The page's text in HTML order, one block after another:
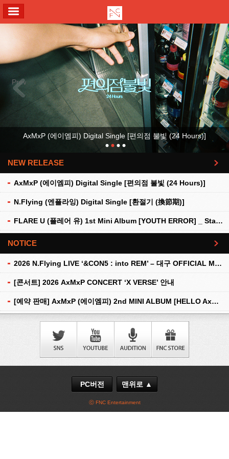
Previous Next
AxMxP (에이엠피) Digital Single [편의점 불빛 (24 Hours)]
NEW RELEASE
AxMxP (에이엠피) Digital Single [편의점 불빛 (24 Hours)]
N.Flying (엔플라잉) Digital Single [환절기 (換節期)]
FLARE U (플레어 유) 1st Mini Album [YOUTH ERROR] _ Stationery Kit Ver.
더보기
NOTICE
2026 N.Flying LIVE ‘&CON5 : into REM’ – 대구 OFFICIAL MD 현장 판매 안내
[콘서트] 2026 AxMxP CONCERT ‘X VERSE’ 안내
[예약 판매] AxMxP (에이엠피) 2nd MINI ALBUM [HELLO AxMxP] 예약 판매 안내
더보기
PC버전 맨위로 ▲
ⓒ FNC Entertainment